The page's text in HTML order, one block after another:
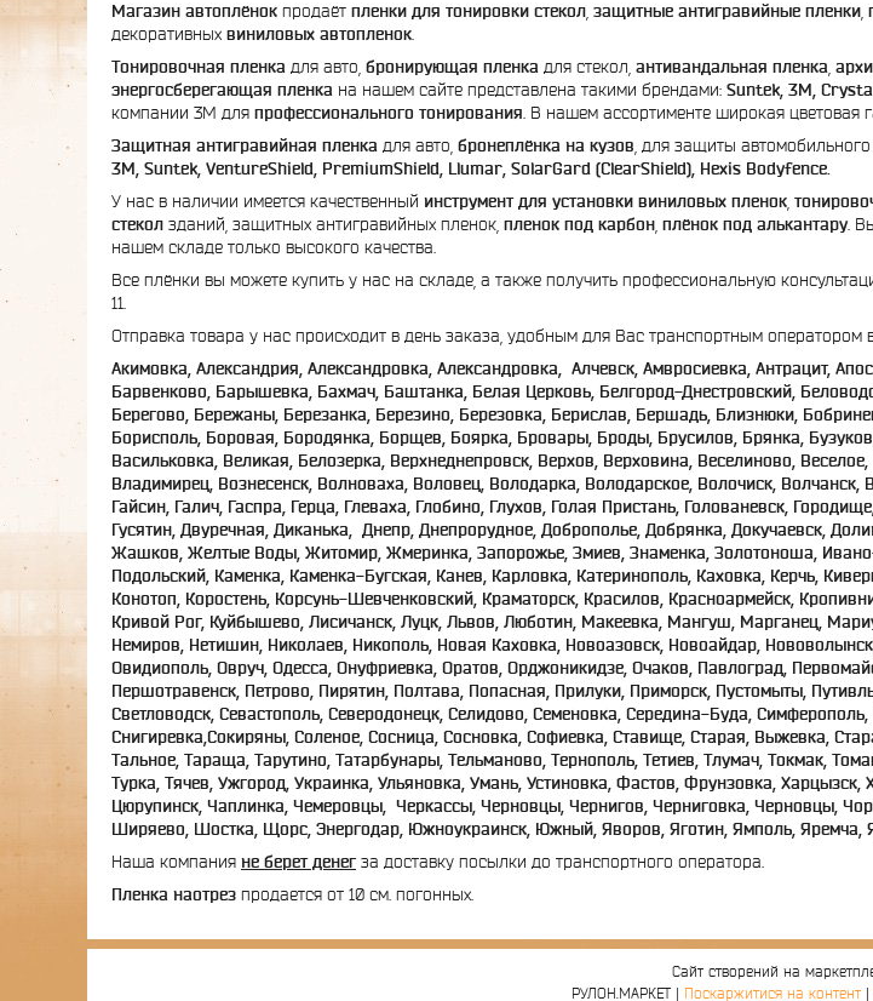
Магазин автоплёнок продаёт пленки для тонировки стекол защитные антигравийные пленки
декоративных виниловых автопленок
Тонировочная пленка для авто, бронирующая пленка для стекол, антивандальная пленка
энергосберегающая пленка на нашем сайте представлена такими брендами: Suntek, 3M,
компании 3М для профессионального тонирования . В нашем ассортименте широкая цветовая
Защитная антигравийная пленка для авто, бронеплёнка на кузов , для защиты
3М, Suntek, VentureShield, PremiumShield, Llumar, SolarGard (ClearShield), Hexis Bodyfence.
У нас в наличии имеется качественный инструмент для установки виниловых пленок
стекол зданий, защитных антигравийных пленок, пленок под карбон плёнок под алькантару .
нашем складе только высокого качества.
Все плёнки вы можете купить у нас на складе, а также получить профессиональную
11.
Отправка товара у нас происходит в день заказа, удобным для Вас транспортным оператором
Акимовка, Александрия, Александровка, Александровка, Алчевск, Амвросиевка, Антрацит,
Барвенково, Барышевка, Бахмач, Баштанка, Белая Церковь, Белгород-Днестровский,
Берегово, Бережаны, Березанка, Березино, Березовка, Берислав, Бершадь, Близнюки,
Борисполь, Боровая, Бородянка, Борщев, Боярка, Бровары, Броды, Брусилов, Брянка,
Васильковка, Великая, Белозерка, Верхнеднепровск, Верхов, Верховина, Веселиново,
Владимирец, Вознесенск, Волноваха, Воловец, Володарка, Володарское, Волочиск,
Гайсин, Галич, Гаспра, Герца, Глеваха, Глобино, Глухов, Голая Пристань, Голованевск,
Гусятин, Двуречная, Диканька, Днепр, Днепрорудное, Доброполье, Добрянка, Докучаевск,
Жашков, Желтые Воды, Житомир, Жмеринка, Запорожье, Змиев, Знаменка, Золотоноша,
Подольский, Каменка, Каменка-Бугская, Канев, Карловка, Катеринополь, Каховка, Керчь,
Конотоп, Коростень, Корсунь-Шевченковский, Краматорск, Красилов, Красноармейск,
Кривой Рог, Куйбышево, Лисичанск, Луцк, Львов, Люботин, Макеевка, Мангуш, Марганец,
Немиров, Нетишин, Николаев, Никополь, Новая Каховка, Новоазовск, Новоайдар,
Овидиополь, Овруч, Одесса, Онуфриевка, Оратов, Орджоникидзе, Очаков, Павлоград,
Першотравенск, Петрово, Пирятин, Полтава, Попасная, Прилуки, Приморск, Пустомыты,
Светловодск, Севастополь, Северодонецк, Селидово, Семеновка, Середина-Буда,
Снигиревка,Сокиряны, Соленое, Сосница, Сосновка, Софиевка, Ставище, Старая, Выжевка,
Тальное, Тараща, Тарутино, Татарбунары, Тельманово, Тернополь, Тетиев, Тлумач, Токмак,
Турка, Тячев, Ужгород, Украинка, Ульяновка, Умань, Устиновка, Фастов, Фрунзовка, Харцызск,
Цюрупинск, Чаплинка, Чемеровцы, Черкассы, Черновцы, Чернигов, Черниговка, Черновцы,
Ширяево, Шостка, Щорс, Энергодар, Южноукраинск, Южный, Яворов, Яготин, Ямполь, Яремча,
Наша компания не берет денег за доставку посылки до транспортного оператора.
Пленка наотрез продается от 10 см. погонных.
Сайт створений на
РУЛОН.МАРКЕТ | Поскаржитися на контент |